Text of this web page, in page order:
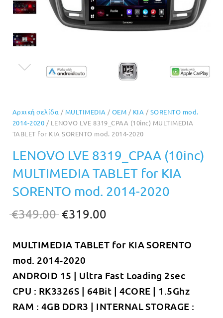
Αρχική σελίδα / MULTIMEDIA / OEM / KIA / SORENTO mod.
2014-2020 / LENOVO LVE 8319_CPAA (10inc) MULTIMEDIA
TABLET for KIA SORENTO mod. 2014-2020
LENOVO LVE 8319_CPAA (10inc)
MULTIMEDIA TABLET for KIA
SORENTO mod. 2014-2020
€349.00 Original
was:
€349.00.
€319.00
τιμή
€319.00.
MULTIMEDIA TABLET for KIA SORENTO
mod. 2014-2020
ANDROID 15 | Ultra Fast Loading 2sec
CPU : RK3326S | 64Bit | 4CORE | 1.5Ghz
RAM : 4GB DDR3 | INTERNAL STORAGE :